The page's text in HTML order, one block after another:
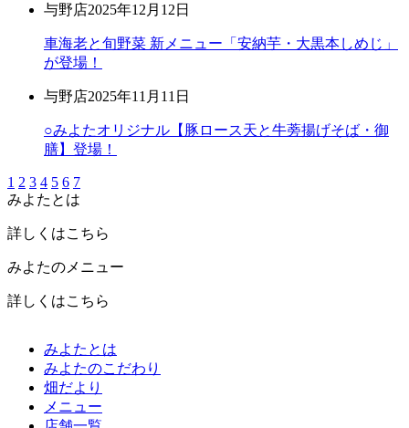
与野店2025年12月12日
車海老と旬野菜 新メニュー「安納芋・大黒本しめじ」
が登場！
与野店2025年11月11日
○みよたオリジナル【豚ロース天と牛蒡揚げそば・御
膳】登場！
1 2 3 4 5 6 7
みよたとは
詳しくはこちら
みよたのメニュー
詳しくはこちら
みよたとは
みよたのこだわり
畑だより
メニュー